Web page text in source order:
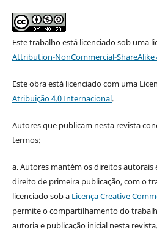
Este trabalho está licenciado sob uma
Attribution-NonCommercial-
Este obra está licenciado com uma
Atribuição 4.0 Internacional.
Autores que publicam nesta revista
termos:
a. Autores mantém os direitos autorais
direito de primeira publicação, com o
licenciado sob a Licença Creative
permite o compartilhamento do
autoria e publicação inicial nesta revista.